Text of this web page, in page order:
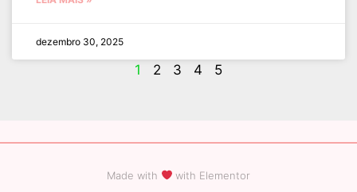
dezembro 30, 2025
1 2 3 4 5
Made with with Elementor